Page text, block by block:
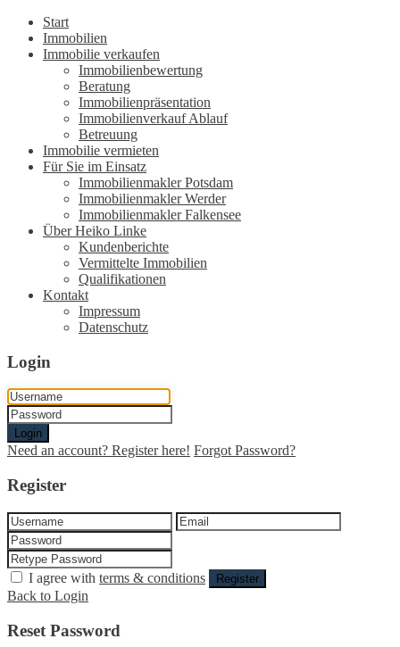
Start
Immobilien
Immobilie verkaufen
Immobilienbewertung
Beratung
Immobilienpräsentation
Immobilienverkauf Ablauf
Betreuung
Immobilie vermieten
Für Sie im Einsatz
Immobilienmakler Potsdam
Immobilienmakler Werder
Immobilienmakler Falkensee
Über Heiko Linke
Kundenberichte
Vermittelte Immobilien
Qualifikationen
Kontakt
Impressum
Datenschutz
Login
Login
Need an account? Register here! Forgot Password?
Register
I agree with terms & conditions Register
Back to Login
Reset Password